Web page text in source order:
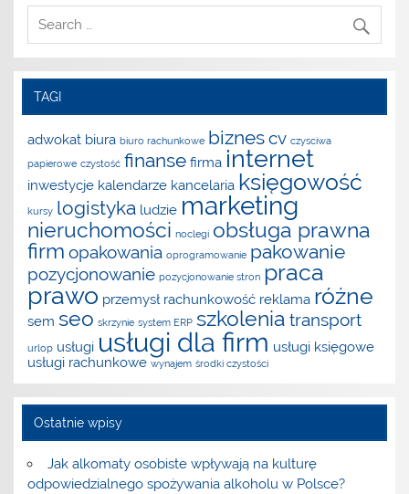
TAGI
adwokat biura biuro rachunkowe biznescv czysciwa
papierowe czystość finanse firma internet
inwestycje kalendarze kancelaria księgowość
kursy logistyka ludzie marketing
nieruchomości noclegi obsługa prawna
firm opakowania oprogramowanie pakowanie
pozycjonowanie pozycjonowanie stron praca
prawo przemysł rachunkowość reklama różne
sem seo skrzynie system ERP szkolenia transport
urlop usługi usługi dla firm usługi księgowe
usługi rachunkowe wynajem środki czystości
Ostatnie wpisy
Jak alkomaty osobiste wpływają na kulturę
odpowiedzialnego spożywania alkoholu w Polsce?